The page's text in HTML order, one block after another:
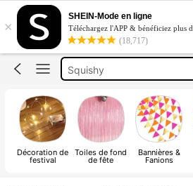
×
SHEIN-Mode en ligne
Téléchargez l'APP & bénéficiez plus
(18,717)
Ballon D’anniversaire
Halloween
Decoration Anniverssaire
Squishy
Ballon D’anniversaire
Décoration de
festival
Toiles de fond
de fête
Bannières &
Fanions